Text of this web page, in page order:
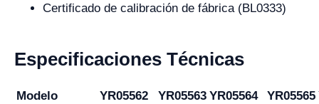
Certificado de calibración de fábrica (BL0333)
Especificaciones Técnicas
Modelo YR05562 YR05563 YR05564 YR05565